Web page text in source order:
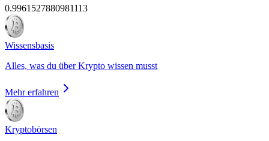
0.9961527880981113
Wissensbasis
Alles, was du über Krypto wissen musst
Mehr erfahren
Kryptobörsen